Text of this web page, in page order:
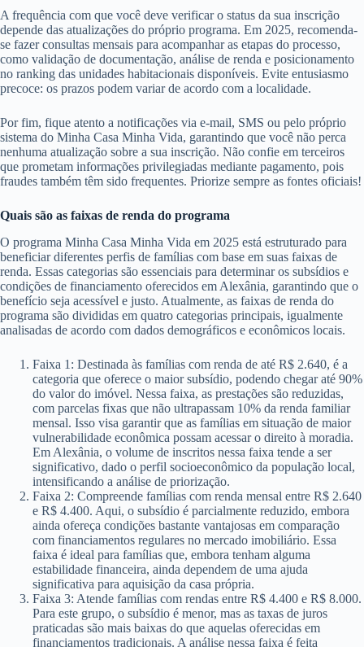
A frequência com que você deve verificar o status da sua inscrição
depende das atualizações do próprio programa. Em 2025, recomenda-
se fazer consultas mensais para acompanhar as etapas do processo,
como validação de documentação, análise de renda e posicionamento
no ranking das unidades habitacionais disponíveis. Evite entusiasmo
precoce: os prazos podem variar de acordo com a localidade.
Por fim, fique atento a notificações via e-mail, SMS ou pelo próprio
sistema do Minha Casa Minha Vida, garantindo que você não perca
nenhuma atualização sobre a sua inscrição. Não confie em terceiros
que prometam informações privilegiadas mediante pagamento, pois
fraudes também têm sido frequentes. Priorize sempre as fontes oficiais!
Quais são as faixas de renda do programa
O programa Minha Casa Minha Vida em 2025 está estruturado para
beneficiar diferentes perfis de famílias com base em suas faixas de
renda. Essas categorias são essenciais para determinar os subsídios e
condições de financiamento oferecidos em Alexânia, garantindo que o
benefício seja acessível e justo. Atualmente, as faixas de renda do
programa são divididas em quatro categorias principais, igualmente
analisadas de acordo com dados demográficos e econômicos locais.
Faixa 1: Destinada às famílias com renda de até R$ 2.640, é a
categoria que oferece o maior subsídio, podendo chegar até 90%
do valor do imóvel. Nessa faixa, as prestações são reduzidas,
com parcelas fixas que não ultrapassam 10% da renda familiar
mensal. Isso visa garantir que as famílias em situação de maior
vulnerabilidade econômica possam acessar o direito à moradia.
Em Alexânia, o volume de inscritos nessa faixa tende a ser
significativo, dado o perfil socioeconômico da população local,
intensificando a análise de priorização.
Faixa 2: Compreende famílias com renda mensal entre R$ 2.640
e R$ 4.400. Aqui, o subsídio é parcialmente reduzido, embora
ainda ofereça condições bastante vantajosas em comparação
com financiamentos regulares no mercado imobiliário. Essa
faixa é ideal para famílias que, embora tenham alguma
estabilidade financeira, ainda dependem de uma ajuda
significativa para aquisição da casa própria.
Faixa 3: Atende famílias com rendas entre R$ 4.400 e R$ 8.000.
Para este grupo, o subsídio é menor, mas as taxas de juros
praticadas são mais baixas do que aquelas oferecidas em
financiamentos tradicionais. A análise nessa faixa é feita